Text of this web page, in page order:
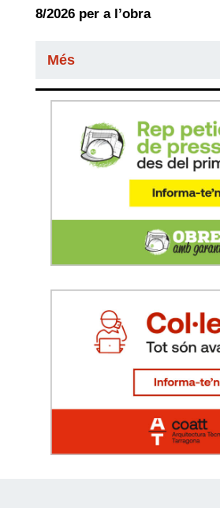
8/2026 per a l’obra
Més